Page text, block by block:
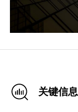
关键信息